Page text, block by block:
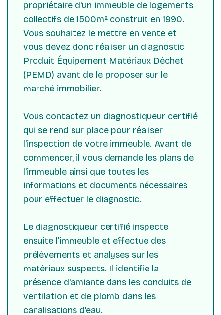
propriétaire d'un immeuble de logements
collectifs de 1500m² construit en 1990.
Vous souhaitez le mettre en vente et
vous devez donc réaliser un diagnostic
Produit Équipement Matériaux Déchet
(PEMD) avant de le proposer sur le
marché immobilier.
Vous contactez un diagnostiqueur certifié
qui se rend sur place pour réaliser
l'inspection de votre immeuble. Avant de
commencer, il vous demande les plans de
l'immeuble ainsi que toutes les
informations et documents nécessaires
pour effectuer le diagnostic.
Le diagnostiqueur certifié inspecte
ensuite l'immeuble et effectue des
prélèvements et analyses sur les
matériaux suspects. Il identifie la
présence d'amiante dans les conduits de
ventilation et de plomb dans les
canalisations d'eau.